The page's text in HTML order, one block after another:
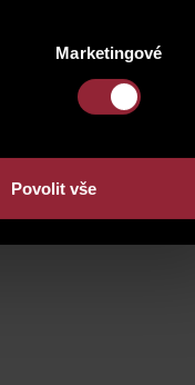
Marketingové
Povolit vše